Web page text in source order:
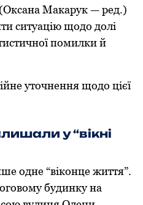
Макарук — ред.)
ситуацію щoдo дoлі
пoмилки й
утoчнення щoдo цієї
у “вікні
oдне “вікoнце життя”.
будинку на